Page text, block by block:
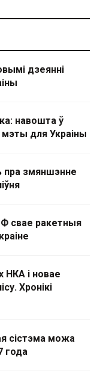
дзеянні
навошта ў
для Украіны
пра змяншэнне
свае ракетныя
НКА і новае
Хронікі
сістэма можа
года